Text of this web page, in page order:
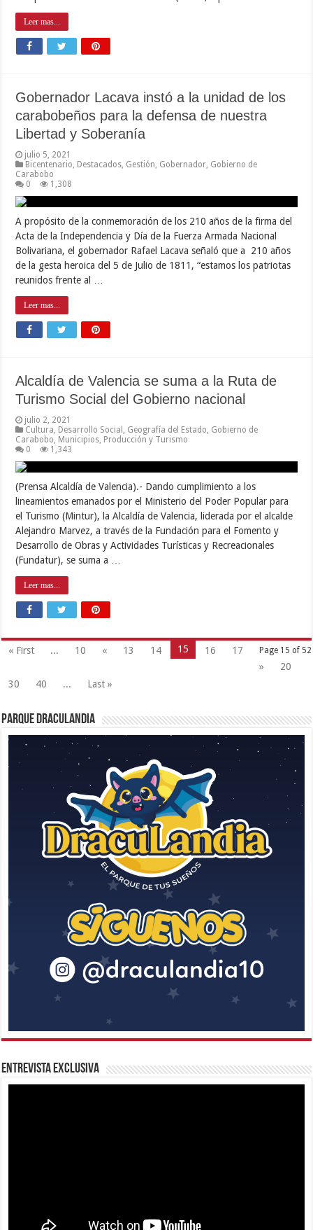
Leer mas...
Gobernador Lacava instó a la unidad de los
carabobeños para la defensa de nuestra
Libertad y Soberanía
julio 5, 2021
Bicentenario Destacados Gestión Gobernador Gobierno de
Carabobo
0
1,308
A propósito de la conmemoración de los 210 años de la firma del
Acta de la Independencia y Día de la Fuerza Armada Nacional
Bolivariana, el gobernador Rafael Lacava señaló que a 210 años
de la gesta heroica del 5 de Julio de 1811, “estamos los patriotas
reunidos frente al …
Leer mas...
Alcaldía de Valencia se suma a la Ruta de
Turismo Social del Gobierno nacional
julio 2, 2021
Cultura Desarrollo Social Geografía del Estado Gobierno de
Carabobo Municipios Producción y Turismo
0
1,343
(Prensa Alcaldía de Valencia).- Dando cumplimiento a los
lineamientos emanados por el Ministerio del Poder Popular para
el Turismo (Mintur), la Alcaldía de Valencia, liderada por el alcalde
Alejandro Marvez, a través de la Fundación para el Fomento y
Desarrollo de Obras y Actividades Turísticas y Recreacionales
(Fundatur), se suma a …
Leer mas...
Page 15 of 52
« First ... 10 « 13 14 15 16
17
»
20
30
40 ... Last »
Parque Draculandia
Entrevista Exclusiva